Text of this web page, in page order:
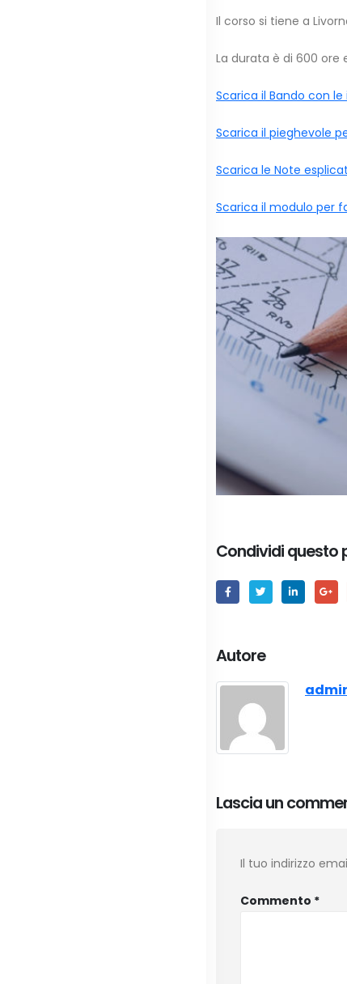
Il corso si tiene a
La durata è di 600
Scarica il Bando con
Scarica il pieghevole
Scarica le Note
Scarica il modulo per
Condividi questo
Autore
Lascia un
Il tuo indirizzo
Commento *